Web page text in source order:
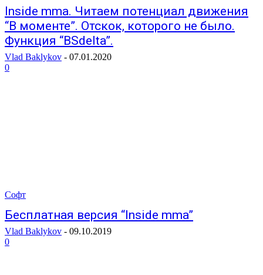
Inside mma. Читаем потенциал движения
“В моменте”. Отскок, которого не было.
Функция “BSdelta”.
Vlad Baklykov - 07.01.2020
0
Софт
Бесплатная версия “Inside mma”
Vlad Baklykov - 09.10.2019
0